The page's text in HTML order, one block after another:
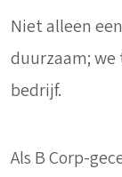
Niet alleen
duurzaam;
bedrijf.
Als B Corp-